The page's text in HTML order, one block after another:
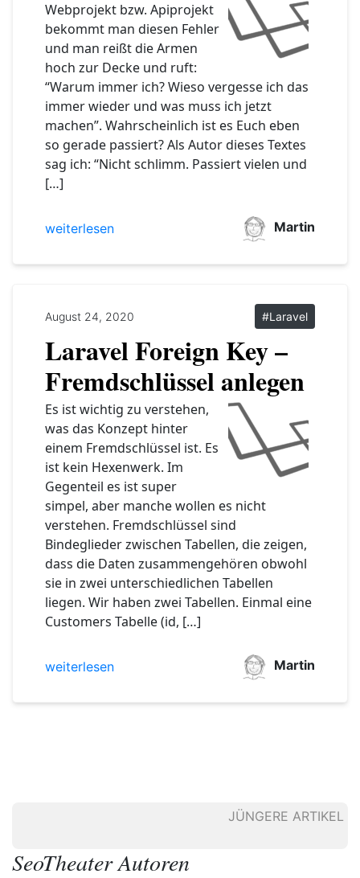
Webprojekt bzw. Apiprojekt
bekommt man diesen Fehler
und man reißt die Armen
hoch zur Decke und ruft:
“Warum immer ich? Wieso vergesse ich das
immer wieder und was muss ich jetzt
machen”. Wahrscheinlich ist es Euch eben
so gerade passiert? Als Autor dieses Textes
sag ich: “Nicht schlimm. Passiert vielen und
[…]
weiterlesen Martin
August 24, 2020 #Laravel
Laravel Foreign Key –
Fremdschlüssel anlegen
Es ist wichtig zu verstehen,
was das Konzept hinter
einem Fremdschlüssel ist. Es
ist kein Hexenwerk. Im
Gegenteil es ist super
simpel, aber manche wollen es nicht
verstehen. Fremdschlüssel sind
Bindeglieder zwischen Tabellen, die zeigen,
dass die Daten zusammengehören obwohl
sie in zwei unterschiedlichen Tabellen
liegen. Wir haben zwei Tabellen. Einmal eine
Customers Tabelle (id, […]
weiterlesen Martin
JÜNGERE ARTIKEL
SeoTheater Autoren